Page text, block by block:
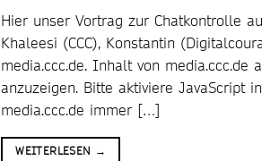
Hier unser Vortrag zur Chatkontrolle
Khaleesi (CCC), Konstantin
media.ccc.de. Inhalt von
anzuzeigen. Bitte aktiviere JavaScript
media.ccc.de immer […]
WEITERLESEN →